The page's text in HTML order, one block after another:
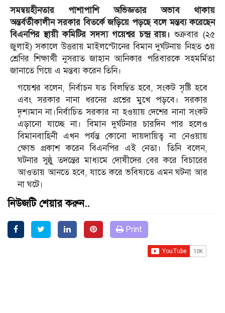
সমন্বয়হীনতার পাশাপাশি অভিজ্ঞতার অভাব থাকায়
অন্তর্বর্তীকালীন সরকার বিতর্কে জড়িয়ে পড়ছে বলে মন্তব্য করেছেন
বিএনপির স্থায়ী কমিটির সদস্য গয়েশ্বর চন্দ্র রায়। শুক্রবার (২৫
জুলাই) সকালে উত্তরায় মাইলস্টোনের বিমান দুর্ঘটনায় নিহত ৩য়
শ্রেণির শিক্ষার্থী নুসরাত জাহান আনিকার পরিবারকে সহমর্মিতা
জানাতে গিয়ে এ মন্তব্য করেন তিনি।
গয়েশ্বর বলেন, নির্বাচন যত বিলম্বিত হবে, সংকট সৃষ্টি হবে
এবং সরকার নানা ধরনের প্রশ্নের মুখে পড়বে। সরকার
দৃশ্যমান না।নির্বাচিত সরকার না হওয়ায় দেশের নানা সংকট
এড়ানো যাচ্ছে না। বিমান দুর্ঘটনার চারদিন পার হলেও
বিমানবাহিনী এখন পর্যন্ত কোনো দায়দায়িত্ব না নেওয়ায়
ক্ষোভ প্রকাশ করেন বিএনপির এই নেতা। তিনি বলেন,
ঘটনার সুষ্ঠু তদন্তের মাধ্যমে দোষীদের বের করে বিচারের
আওতায় আনতে হবে, যাতে করে ভবিষ্যতে এমন ঘটনা আর
না ঘটে।
নিউজটি শেয়ার করুন..
Print